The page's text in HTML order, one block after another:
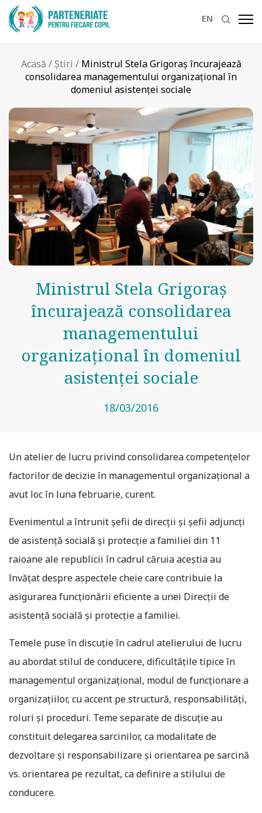
EN
Acasă / Știri / Ministrul Stela Grigoraş încurajează
consolidarea managementului organizaţional în
domeniul asistenţei sociale
Ministrul Stela Grigoraş
încurajează consolidarea
managementului
organizaţional în domeniul
asistenţei sociale
18/03/2016
Un atelier de lucru privind consolidarea competenţelor
factorilor de decizie în managementul organizaţional a
avut loc în luna februarie, curent.
Evenimentul a întrunit şefii de direcţii şi şefii adjuncţi
de asistenţă socială şi protecţie a familiei din 11
raioane ale republicii în cadrul căruia aceştia au
învăţat despre aspectele cheie care contribuie la
asigurarea funcţionării eficiente a unei Direcţii de
asistenţă socială şi protecţie a familiei.
Temele puse în discuţie în cadrul atelierului de lucru
au abordat stilul de conducere, dificultăţile tipice în
managementul organizaţional, modul de funcţionare a
organizaţiilor, cu accent pe structură, responsabilităţi,
roluri şi proceduri. Teme separate de discuţie au
constituit delegarea sarcinilor, ca modalitate de
dezvoltare şi responsabilizare şi orientarea pe sarcină
vs. orientarea pe rezultat, ca definire a stilului de
conducere.